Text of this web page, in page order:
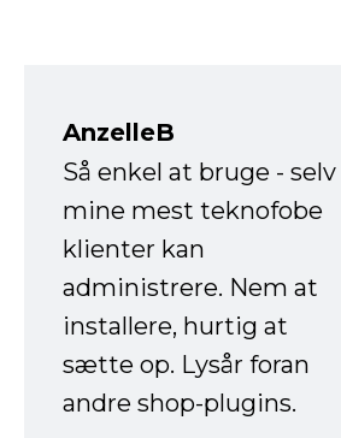
AnzelleB
Så enkel at bruge - selv
mine mest teknofobe
klienter kan
administrere. Nem at
installere, hurtig at
sætte op. Lysår foran
andre shop-plugins.